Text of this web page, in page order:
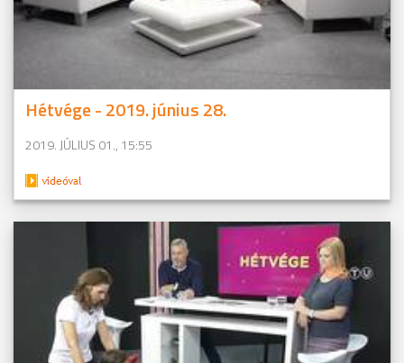
Hétvége - 2019. június 28.
2019. JÚLIUS 01., 15:55